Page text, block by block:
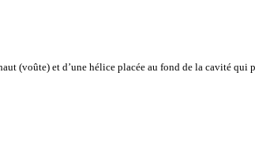
(voûte) et d’une hélice placée au fond de la cavité